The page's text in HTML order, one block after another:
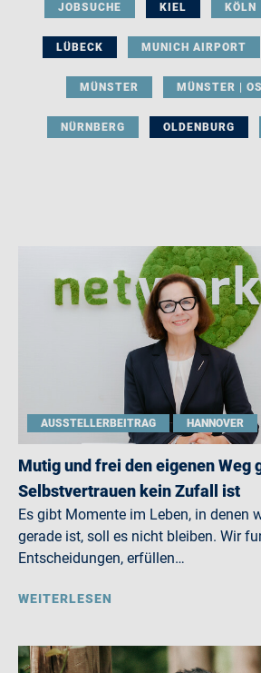
JOBSUCHE KIEL KÖLN
LÜBECK MUNICH AIRPORT
MÜNSTER MÜNSTER |
NÜRNBERG OLDENBURG
AUSSTELLERBEITRAG HANNOVER
Mutig und frei den eigenen Weg
Selbstvertrauen kein Zufall ist
Es gibt Momente im Leben, in denen
gerade ist, soll es nicht bleiben. Wir
Entscheidungen, erfüllen…
WEITERLESEN